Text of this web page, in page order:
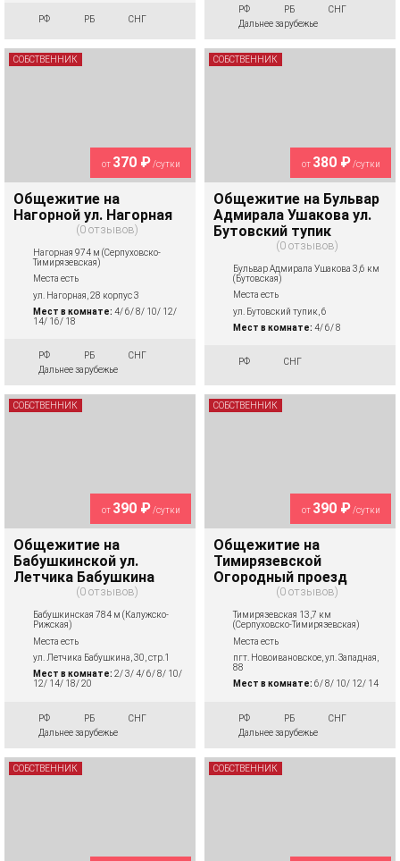
РФ РБ СНГ
РФ РБ
СНГ
Дальнее зарубежье
от 370 ₽/сутки
Общежитие на
Нагорной ул. Нагорная
0 отзывов
Нагорная 974 м (Серпуховско-
Тимирязевская)
Места есть
ул. Нагорная, 28 корпус 3
Мест в комнате: 4/ 6/ 8/ 10/ 12/
14/ 16/ 18
РФ РБ
СНГ
Дальнее зарубежье
СОБСТВЕННИК
от 380 ₽/сутки
Общежитие на Бульвар
Адмирала Ушакова ул.
Бутовский тупик
0 отзывов
Бульвар Адмирала Ушакова 3,6 км
(Бутовская)
Места есть
ул. Бутовский тупик, 6
Мест в комнате: 4/ 6/ 8
РФ СНГ
СОБСТВЕННИК
от 390 ₽/сутки
Общежитие на
Бабушкинской ул.
Летчика Бабушкина
0 отзывов
Бабушкинская 784 м (Калужско-
Рижская)
Места есть
ул. Летчика Бабушкина, 30, стр.1
Мест в комнате: 2/ 3/ 4/ 6/ 8/ 10/
12/ 14/ 18/ 20
РФ РБ
СНГ
Дальнее зарубежье
СОБСТВЕННИК
от 390 ₽/сутки
Общежитие на
Тимирязевской
Огородный проезд
0 отзывов
Тимирязевская 13,7 км
(Серпуховско-Тимирязевская)
Места есть
пгт. Новоивановское, ул. Западная,
88
Мест в комнате: 6/ 8/ 10/ 12/ 14
РФ РБ
СНГ
Дальнее зарубежье
СОБСТВЕННИК
СОБСТВЕННИК СОБСТВЕННИК